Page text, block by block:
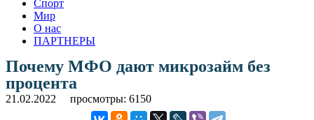
Спорт
Мир
О нас
ПАРТНЕРЫ
Почему МФО дают микрозайм без
процента
21.02.2022 просмотры: 6150